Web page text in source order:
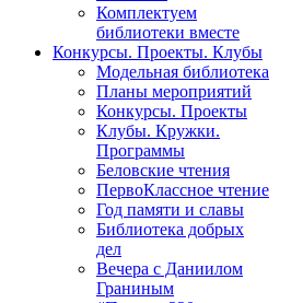
Комплектуем
библиотеки вместе
Конкурсы. Проекты. Клубы
Модельная библиотека
Планы мероприятий
Конкурсы. Проекты
Клубы. Кружки.
Программы
Беловские чтения
ПервоКлассное чтение
Год памяти и славы
Библиотека добрых
дел
Вечера с Даниилом
Граниным